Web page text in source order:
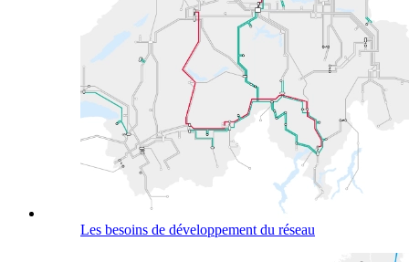
Les besoins de développement du réseau